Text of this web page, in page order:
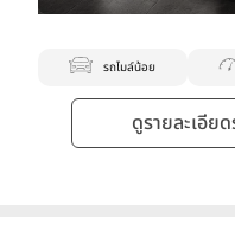
รถไมล์น้อย
ดูรายละเอีย